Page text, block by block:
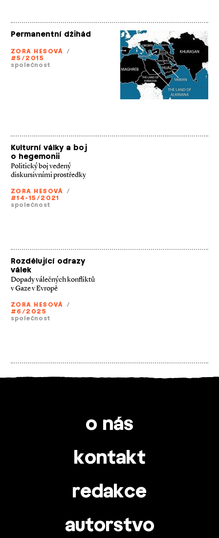
Permanentní džihád
ZORA HESOVÁ /
#5/2015
společnost
Kulturní války a boj
o hegemonii
Politický boj vedený
diskursivními prostředky
ZORA HESOVÁ /
#14-15/2021
společnost
Rozdělující odrazy
válek
Dopady válečných konfliktů
v Gaze v Evropě
ZORA HESOVÁ /
#6/2025
společnost
o nás
kontakt
redakce
autorstvo